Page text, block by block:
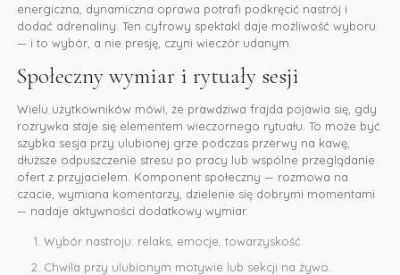
energiczna, dynamiczna oprawa potrafi podkręcić nastrój i
dodać adrenaliny. Ten cyfrowy spektakl daje możliwość wyboru
— i to wybór, a nie presję, czyni wieczór udanym.
Społeczny wymiar i rytuały sesji
Wielu użytkowników mówi, że prawdziwa frajda pojawia się, gdy
rozrywka staje się elementem wieczornego rytuału. To może być
szybka sesja przy ulubionej grze podczas przerwy na kawę,
dłuższe odpuszczenie stresu po pracy lub wspólne przeglądanie
ofert z przyjacielem. Komponent społeczny — rozmowa na
czacie, wymiana komentarzy, dzielenie się dobrymi momentami
— nadaje aktywności dodatkowy wymiar.
Wybór nastroju: relaks, emocje, towarzyskość.
Chwila przy ulubionym motywie lub sekcji na żywo.